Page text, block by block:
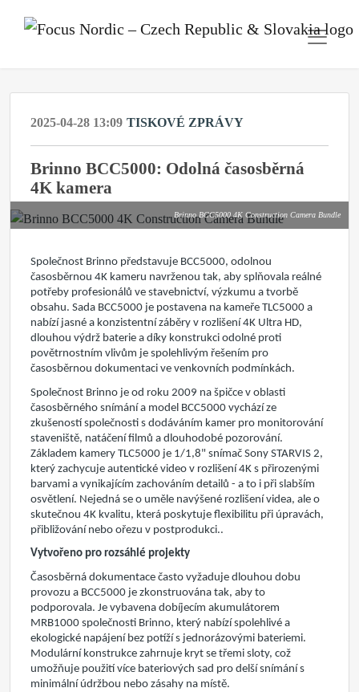
2025-04-28 13:09 TISKOVÉ ZPRÁVY
Brinno BCC5000: Odolná časosběrná
4K kamera
Brinno BCC5000 4K Construction Camera Bundle
Společnost Brinno představuje BCC5000, odolnou
časosběrnou 4K kameru navrženou tak, aby splňovala reálné
potřeby profesionálů ve stavebnictví, výzkumu a tvorbě
obsahu. Sada BCC5000 je postavena na kameře TLC5000 a
nabízí jasné a konzistentní záběry v rozlišení 4K Ultra HD,
dlouhou výdrž baterie a díky konstrukci odolné proti
povětrnostním vlivům je spolehlivým řešením pro
časosběrnou dokumentaci ve venkovních podmínkách.
Společnost Brinno je od roku 2009 na špičce v oblasti
časosběrného snímání a model BCC5000 vychází ze
zkušeností společnosti s dodáváním kamer pro monitorování
staveniště, natáčení filmů a dlouhodobé pozorování.
Základem kamery TLC5000 je 1/1,8" snímač Sony STARVIS 2,
který zachycuje autentické video v rozlišení 4K s přirozenými
barvami a vynikajícím zachováním detailů - a to i při slabším
osvětlení. Nejedná se o uměle navýšené rozlišení videa, ale o
skutečnou 4K kvalitu, která poskytuje flexibilitu při úpravách,
přibližování nebo ořezu v postprodukci..
Vytvořeno pro rozsáhlé projekty
Časosběrná dokumentace často vyžaduje dlouhou dobu
provozu a BCC5000 je zkonstruována tak, aby to
podporoval a. Je vybavena dobíjecím akumulátorem
MRB1000 společnosti Brinno, který nabízí spolehlivé a
ekologické napájení bez potíží s jednorázovými bateriemi.
Modulární konstrukce zahrnuje kryt se třemi sloty, což
umožňuje použití více bateriových sad pro delší snímání s
minimální údržbou nebo zásahy na místě.